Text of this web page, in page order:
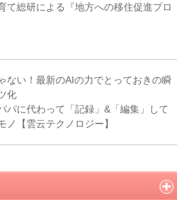
て総研による『地方への移住促進プロ
ない！最新のAIの力でとっておきの瞬
化
パに代わって「記録」&「編集」して
ノ【雲云テクノロジー】